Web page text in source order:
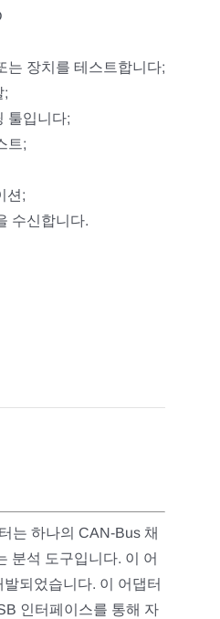
는 장치를 테스트합니다;
;
툴입니다;
트;
션;
수신합니다.
는 하나의 CAN-Bus 채
분석 도구입니다. 이 어
되었습니다. 이 어댑터
인터페이스를 통해 자